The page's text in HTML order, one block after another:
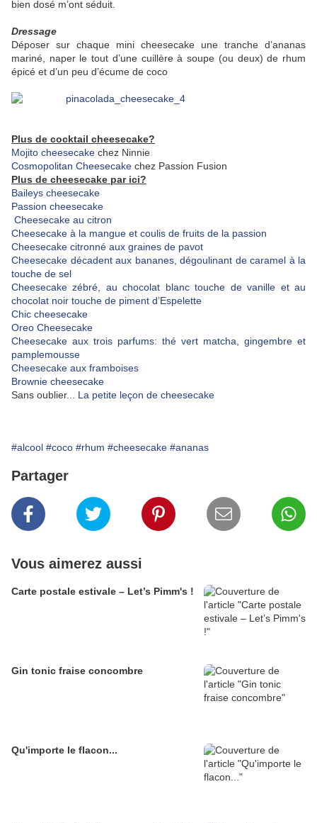
bien dosé m’ont séduit.
Dressage
Déposer sur chaque mini cheesecake une tranche d’ananas
mariné, naper le tout d’une cuillère à soupe (ou deux) de rhum
épicé et d’un peu d’écume de coco
Plus de cocktail cheesecake?
Mojito cheesecake chez Ninnie
Cosmopolitan Cheesecake chez Passion Fusion
Plus de cheesecake par ici?
Baileys cheesecake
Passion cheesecake
Cheesecake au citron
Cheesecake à la mangue et coulis de fruits de la passion
Cheesecake citronné aux graines de pavot
Cheesecake décadent aux bananes, dégoulinant de caramel à la
touche de sel
Cheesecake zébré, au chocolat blanc touche de vanille et au
chocolat noir touche de piment d’Espelette
Chic cheesecake
Oreo Cheesecake
Cheesecake aux trois parfums: thé vert matcha, gingembre et
pamplemousse
Cheesecake aux framboises
Brownie cheesecake
Sans oublier... La petite leçon de cheesecake
#alcool #coco #rhum #cheesecake #ananas
Partager
Vous aimerez aussi
Carte postale estivale – Let’s Pimm's !
Gin tonic fraise concombre
Qu'importe le flacon...